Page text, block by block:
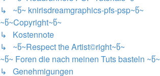
↳ ~წ~ knirisdreamgraphics-pfs-psp~წ~
~წ~Copyright~წ~
↳ Kostennote
↳ ~წ~Respect the Artist©right~წ~
~წ~ Foren die nach meinen Tuts basteln ~წ~
↳ Genehmigungen